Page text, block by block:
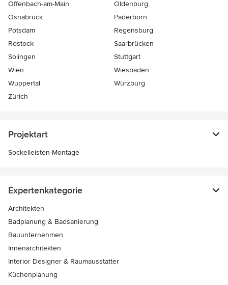
Offenbach-am-Main
Oldenburg
Osnabrück
Paderborn
Potsdam
Regensburg
Rostock
Saarbrücken
Solingen
Stuttgart
Wien
Wiesbaden
Wuppertal
Würzburg
Zürich
Projektart
Sockelleisten-Montage
Expertenkategorie
Architekten
Badplanung & Badsanierung
Bauunternehmen
Innenarchitekten
Interior Designer & Raumausstatter
Küchenplanung